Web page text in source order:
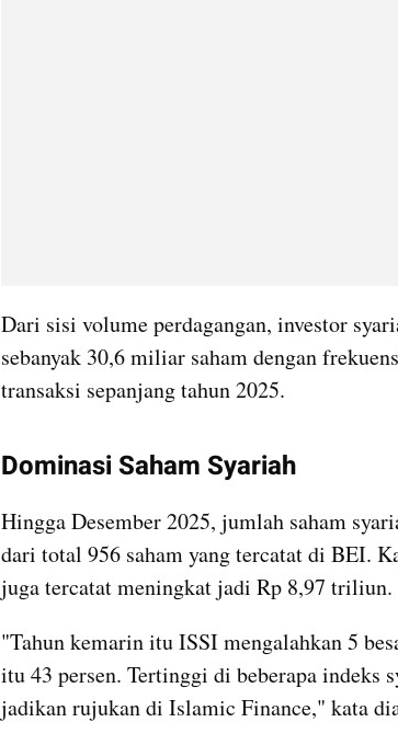
Dari sisi volume perdagangan, investor
sebanyak 30,6 miliar saham dengan
transaksi sepanjang tahun 2025.
Dominasi Saham Syariah
Hingga Desember 2025, jumlah saham
dari total 956 saham yang tercatat di BEI.
juga tercatat meningkat jadi Rp 8,97 triliun.
"Tahun kemarin itu ISSI mengalahkan 5
itu 43 persen. Tertinggi di beberapa indeks
jadikan rujukan di Islamic Finance," kata